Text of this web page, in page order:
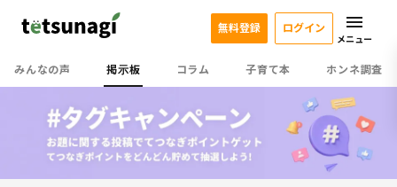
みんなの声 掲示板 コラム 子育て本 ホンネ調査
無料登録 ログイン
メニュー